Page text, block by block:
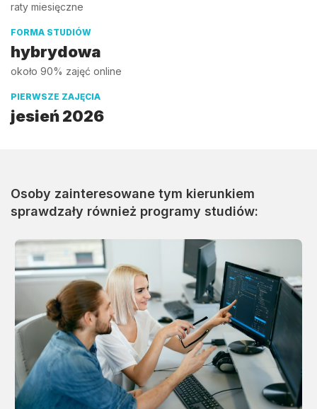
raty miesięczne
FORMA STUDIÓW
hybrydowa
około 90% zajęć online
PIERWSZE ZAJĘCIA
jesień 2026
Osoby zainteresowane tym kierunkiem
sprawdzały również programy studiów: